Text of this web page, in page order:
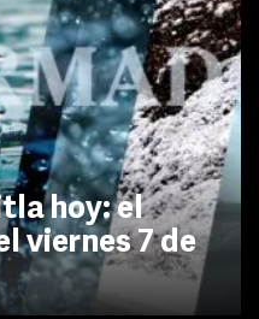
hoy: el
viernes 7 de